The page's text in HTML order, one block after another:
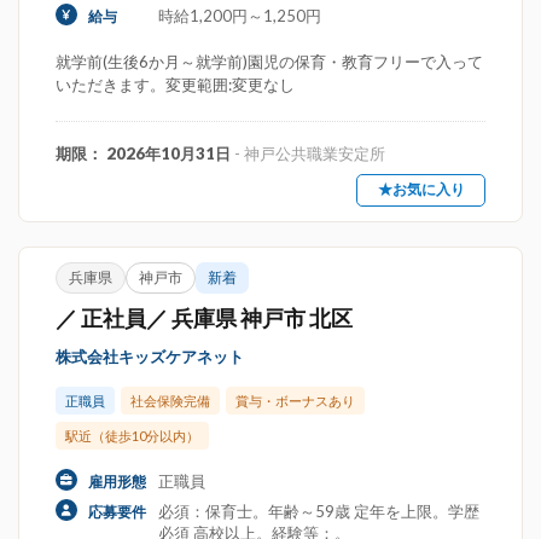
給与 時給1,200円～1,250円
就学前(生後6か月～就学前)園児の保育・教育フリーで入って
いただきます。変更範囲:変更なし
期限： 2026年10月31日 - 神戸公共職業安定所
★お気に入り
兵庫県 神戸市 新着
／ 正社員／ 兵庫県 神戸市 北区
株式会社キッズケアネット
正職員 社会保険完備 賞与・ボーナスあり
駅近（徒歩10分以内）
雇用形態 正職員
応募要件
必須：保育士。年齢～59歳 定年を上限。学歴
必須 高校以上。経験等：。